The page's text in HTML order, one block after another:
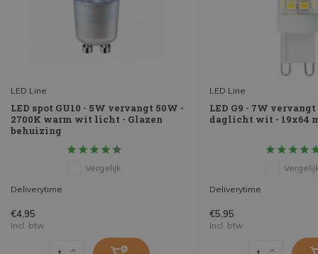
LED Line
LED spot GU10 - 5W vervangt 50W -
2700K warm wit licht - Glazen
behuizing
Vergelijk
Deliverytime
€4,95
Incl. btw
LED Line
LED G9 - 7W
daglicht wit - 19x64
Deliverytime
€5,95
Incl. btw